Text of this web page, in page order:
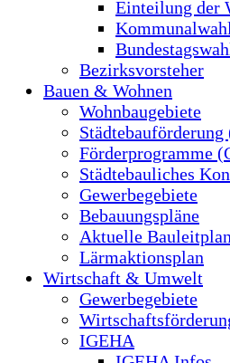
Einteilung der
Bezirksvorsteher
Bauen & Wohnen
Wohnbaugebiete
Städtebauförderung
Förderprogramme
Städtebauliches
Gewerbegebiete
Bebauungspläne
Aktuelle
Lärmaktionsplan
Wirtschaft & Umwelt
Gewerbegebiete
IGEHA